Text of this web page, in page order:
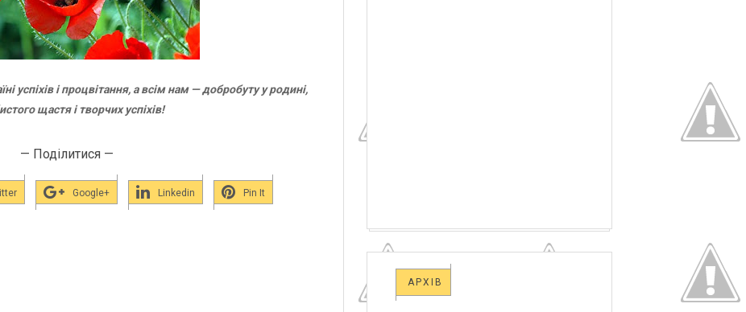
успіхів і процвітання, а всім нам — добробуту у родині,
щастя і творчих успіхів!
— Поділитися —
Google+ Linkedin Pin It
АРХІВ